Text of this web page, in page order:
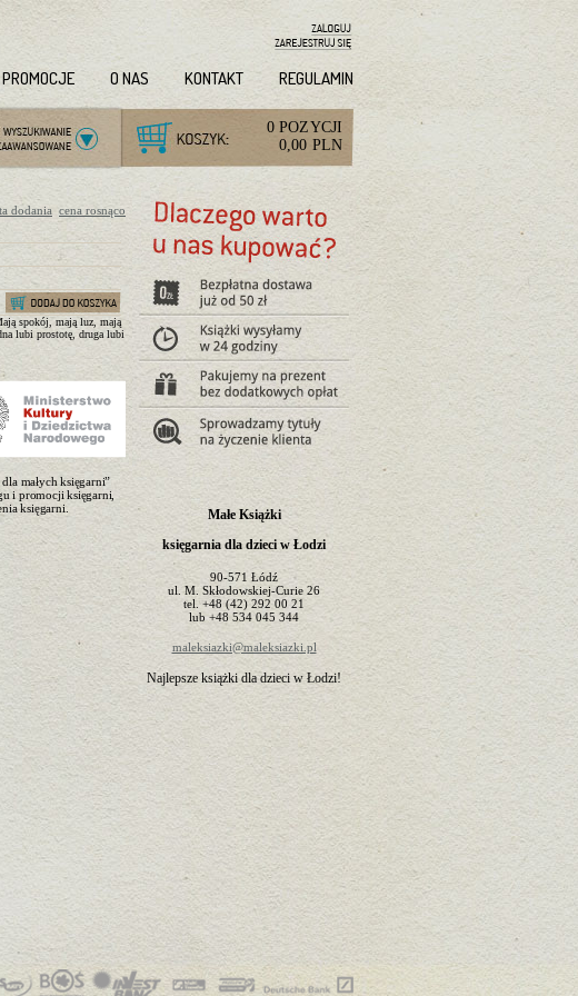
PROMOCJE O NAS KONTAKT REGULAMIN
0 POZYCJI
0,00 PLN
dodania cena rosnąco
spokój, mają luz, mają
lubi prostotę, druga lubi
małych księgarni”
i promocji księgarni,
księgarni.
Małe Książki
księgarnia dla dzieci w Łodzi
90-571 Łódź
ul. M. Skłodowskiej-Curie 26
tel.+48 (42) 292 00 21
lub +48 534 045 344
maleksiazki@maleksiazki.pl
Najlepsze książki dla dzieci w Łodzi!